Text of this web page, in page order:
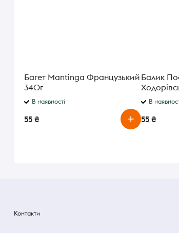
Багет Mantinga Французький
340г
В наявності
55 ₴
Балик
В
55 ₴
Контакти